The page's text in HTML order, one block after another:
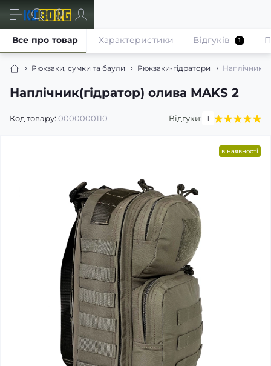
Рюкзаки, сумки та баули Рюкзаки-гідратори
Наплічник(гідратор) олива MAKS 2
Код товару: 0000000110 Відгуки: 1
Все про товар Характеристики Відгуків 1
в наявності